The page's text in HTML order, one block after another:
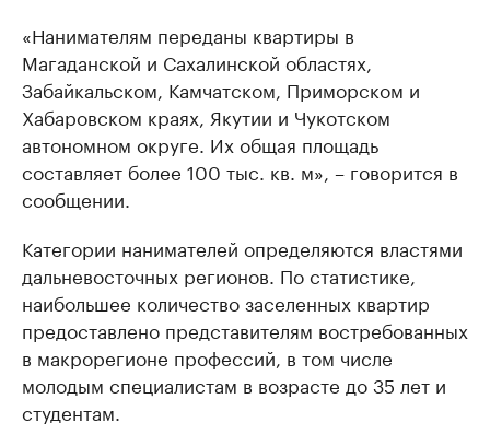
«Нанимателям переданы квартиры в
Магаданской и Сахалинской областях,
Забайкальском, Камчатском, Приморском и
Хабаровском краях, Якутии и Чукотском
автономном округе. Их общая площадь
составляет более 100 тыс. кв. м», – говорится в
сообщении.
Категории нанимателей определяются властями
дальневосточных регионов. По статистике,
наибольшее количество заселенных квартир
предоставлено представителям востребованных
в макрорегионе профессий, в том числе
молодым специалистам в возрасте до 35 лет и
студентам.